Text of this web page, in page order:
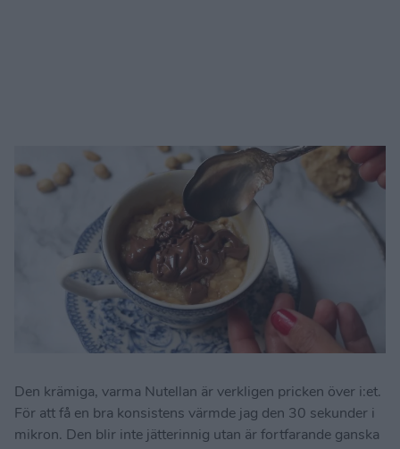
Den krämiga, varma Nutellan är verkligen pricken över i:et.
För att få en bra konsistens värmde jag den 30 sekunder i
mikron. Den blir inte jätterinnig utan är fortfarande ganska